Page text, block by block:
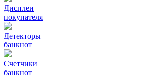
Дисплеи
покупателя
Детекторы
банкнот
Счетчики
банкнот